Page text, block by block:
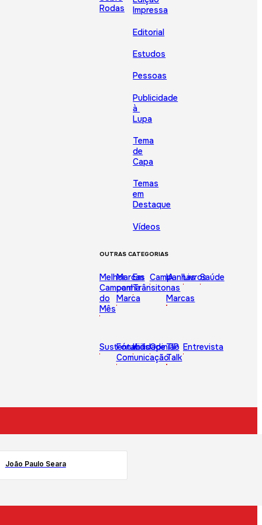
Rodas
Impressa
Editorial
Estudos
Pessoas
Publicidade
à
Lupa
Tema
de
Capa
Temas
em
Destaque
Vídeos
OUTRAS CATEGORIAS
Melhor
Campanha
do
Mês
Marcas
com
Marca
Em
Trânsito
Campanhas
IA
nas
Marcas
LivrosSaúde
Sustentabilidade
Fórum
Comunicação
KidsOpinião
TIP
Talk
Entrevista
João Paulo Seara